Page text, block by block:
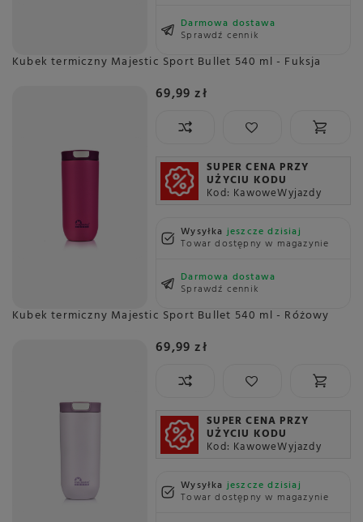
Darmowa dostawa
Sprawdź cennik
Kubek termiczny Majestic Sport Bullet 540 ml - Fuksja
69,99 zł
SUPER CENA PRZY
UŻYCIU KODU
Kod: KawoweWyjazdy
Wysyłkajeszcze dzisiaj
Towar dostępny w magazynie
Darmowa dostawa
Sprawdź cennik
Kubek termiczny Majestic Sport Bullet 540 ml - Różowy
69,99 zł
SUPER CENA PRZY
UŻYCIU KODU
Kod: KawoweWyjazdy
Wysyłkajeszcze dzisiaj
Towar dostępny w magazynie